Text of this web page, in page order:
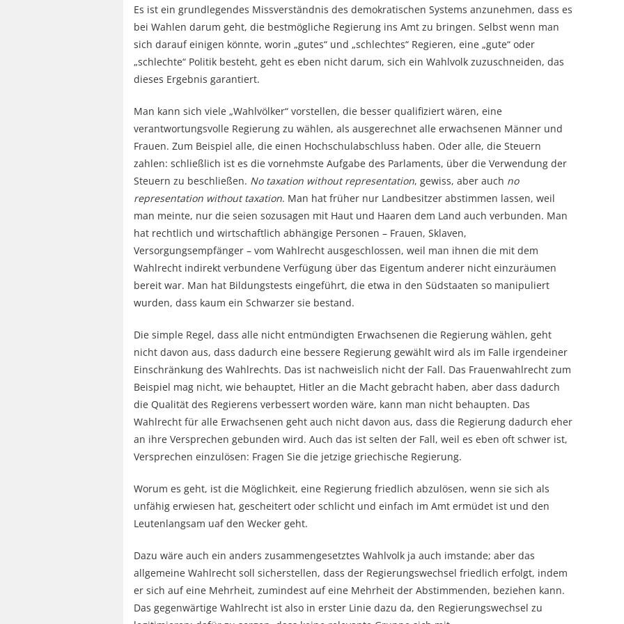
Es ist ein grundlegendes Missverständnis des demokratischen Systems anzunehmen, dass es
bei Wahlen darum geht, die bestmögliche Regierung ins Amt zu bringen. Selbst wenn man
sich darauf einigen könnte, worin „gutes“ und „schlechtes“ Regieren, eine „gute“ oder
„schlechte“ Politik besteht, geht es eben nicht darum, sich ein Wahlvolk zuzuschneiden, das
dieses Ergebnis garantiert.
Man kann sich viele „Wahlvölker“ vorstellen, die besser qualifiziert wären, eine
verantwortungsvolle Regierung zu wählen, als ausgerechnet alle erwachsenen Männer und
Frauen. Zum Beispiel alle, die einen Hochschulabschluss haben. Oder alle, die Steuern
zahlen: schließlich ist es die vornehmste Aufgabe des Parlaments, über die Verwendung der
Steuern zu beschließen. No taxation without representation, gewiss, aber auch no
representation without taxation. Man hat früher nur Landbesitzer abstimmen lassen, weil
man meinte, nur die seien sozusagen mit Haut und Haaren dem Land auch verbunden. Man
hat rechtlich und wirtschaftlich abhängige Personen – Frauen, Sklaven,
Versorgungsempfänger – vom Wahlrecht ausgeschlossen, weil man ihnen die mit dem
Wahlrecht indirekt verbundene Verfügung über das Eigentum anderer nicht einzuräumen
bereit war. Man hat Bildungstests eingeführt, die etwa in den Südstaaten so manipuliert
wurden, dass kaum ein Schwarzer sie bestand.
Die simple Regel, dass alle nicht entmündigten Erwachsenen die Regierung wählen, geht
nicht davon aus, dass dadurch eine bessere Regierung gewählt wird als im Falle irgendeiner
Einschränkung des Wahlrechts. Das ist nachweislich nicht der Fall. Das Frauenwahlrecht zum
Beispiel mag nicht, wie behauptet, Hitler an die Macht gebracht haben, aber dass dadurch
die Qualität des Regierens verbessert worden wäre, kann man nicht behaupten. Das
Wahlrecht für alle Erwachsenen geht auch nicht davon aus, dass die Regierung dadurch eher
an ihre Versprechen gebunden wird. Auch das ist selten der Fall, weil es eben oft schwer ist,
Versprechen einzulösen: Fragen Sie die jetzige griechische Regierung.
Worum es geht, ist die Möglichkeit, eine Regierung friedlich abzulösen, wenn sie sich als
unfähig erwiesen hat, gescheitert oder schlicht und einfach im Amt ermüdet ist und den
Leutenlangsam uaf den Wecker geht.
Dazu wäre auch ein anders zusammengesetztes Wahlvolk ja auch imstande; aber das
allgemeine Wahlrecht soll sicherstellen, dass der Regierungswechsel friedlich erfolgt, indem
er sich auf eine Mehrheit, zumindest auf eine Mehrheit der Abstimmenden, beziehen kann.
Das gegenwärtige Wahlrecht ist also in erster Linie dazu da, den Regierungswechsel zu